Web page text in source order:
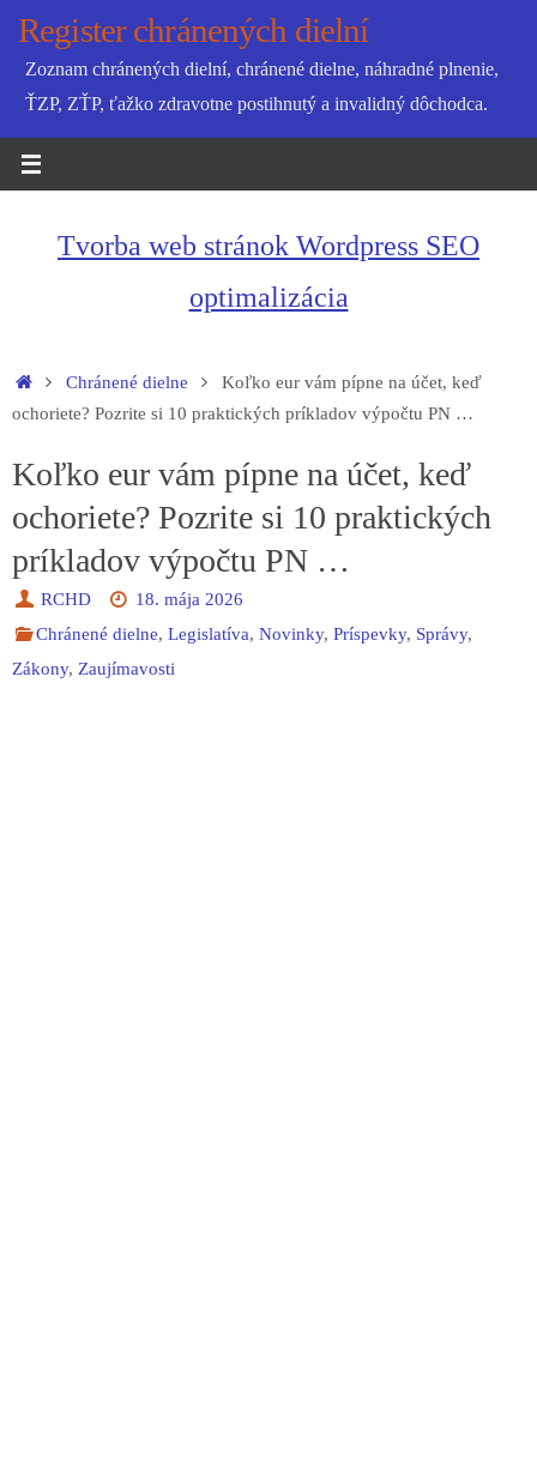
SkipRegister chránených dielní
Zoznam chránených dielní, chránené dielne, náhradné plnenie,
ŤZP, ZŤP, ťažko zdravotne postihnutý a invalidný dôchodca.
Tvorba web stránok Wordpress SEO
optimalizácia
HomeChránené dielne
Koľko eur vám pípne na účet, keď
ochoriete? Pozrite si 10 praktických príkladov výpočtu PN …
Koľko eur vám pípne na účet, keď
ochoriete? Pozrite si 10 praktických
príkladov výpočtu PN …
RCHD
18. mája 2026
Chránené dielne,Legislatíva,Novinky,Príspevky, Správy,
Zákony, Zaujímavosti